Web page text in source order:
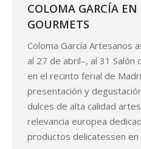
COLOMA GARCÍA EN
GOURMETS
Coloma García Artesanos
al 27 de abril–, al 31
en el recinto ferial de
presentación y
dulces de alta calidad
relevancia europea
productos delicatessen